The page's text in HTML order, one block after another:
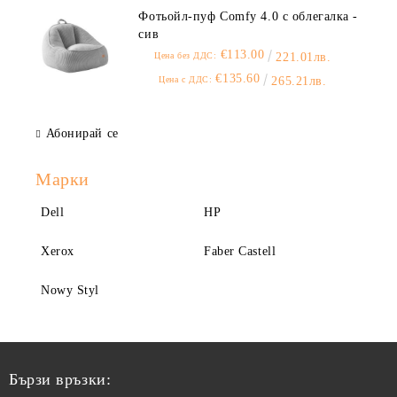
Фотьойл-пуф Comfy 4.0 с облегалка -
сив
Цена без ДДС: €113.00 221.01лв.
Цена с ДДС: €135.60 265.21лв.
Абонирай се
Марки
Dell HP
Xerox Faber Castell
Nowy Styl
Бързи връзки: